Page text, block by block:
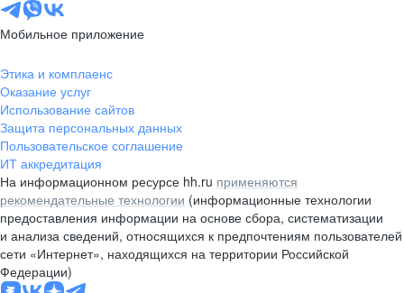
Мобильное приложение
Этика и комплаенс
Оказание услуг
Использование сайтов
Защита персональных данных
Пользовательское соглашение
ИТ аккредитация
На информационном ресурсе hh.ru применяются
рекомендательные технологии (информационные технологии
предоставления информации на основе сбора, систематизации
и анализа сведений, относящихся к предпочтениям пользователей
сети «Интернет», находящихся на территории Российской
Федерации)